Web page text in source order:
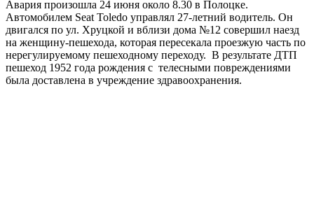
Авария произошла 24 июня около 8.30 в Полоцке.
Автомобилем Seat Toledo управлял 27-летний водитель. Он
двигался по ул. Хруцкой и вблизи дома №12 совершил наезд
на женщину-пешехода, которая пересекала проезжую часть по
нерегулируемому пешеходному переходу. В результате ДТП
пешеход 1952 года рождения с телесными повреждениями
была доставлена в учреждение здравоохранения.